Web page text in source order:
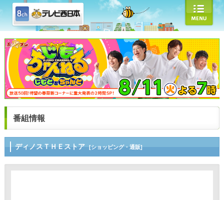
番組情報
ディノスＴＨＥストア [ショッピング・通販]